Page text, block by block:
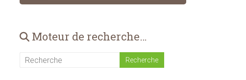
Moteur de recherche…